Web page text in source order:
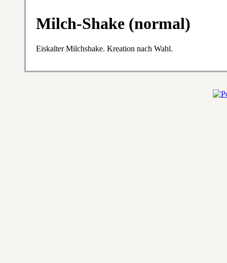
Milch-Shake (normal)
Eiskalter Milchshake. Kreation nach Wahl.